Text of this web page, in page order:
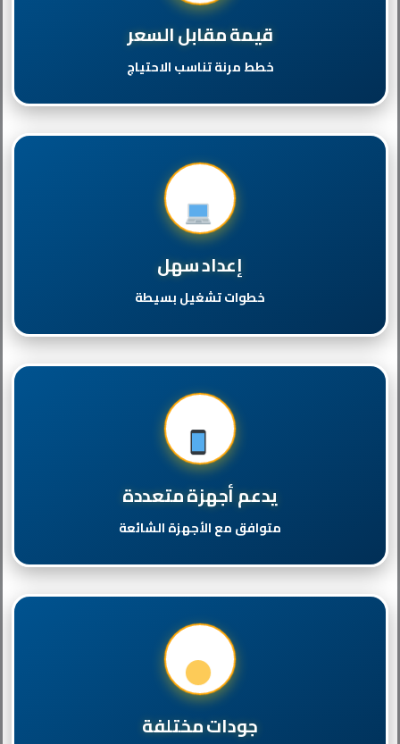
قيمة مقابل السعر
خطط مرنة تناسب الاحتياج
إعداد سهل
خطوات تشغيل بسيطة
يدعم أجهزة متعددة
متوافق مع الأجهزة الشائعة
جودات مختلفة